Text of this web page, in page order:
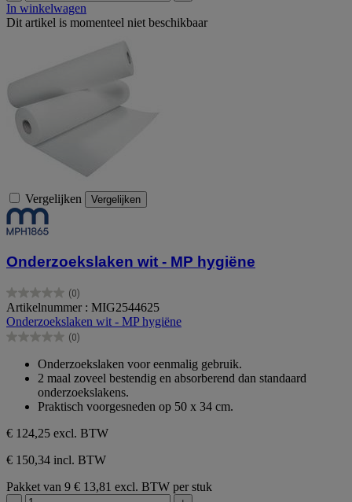
In winkelwagen
Dit artikel is momenteel niet beschikbaar
Vergelijken Vergelijken
Onderzoekslaken wit - MP hygiëne
(0)
0.0
van
de
5
Artikelnummer : MIG2544625
Onderzoekslaken wit - MP hygiëne
(0)
0.0
sterren.
Onderzoekslaken voor eenmalig gebruik.
2 maal zoveel bestendig en absorberend dan standaard
onderzoekslakens.
Praktisch voorgesneden op 50 x 34 cm.
€ 124,25 excl. BTW
€ 150,34 incl. BTW
Pakket van 9 € 13,81 excl. BTW per stuk